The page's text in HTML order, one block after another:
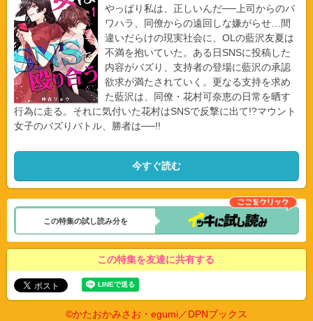
やっぱり私は、正しいんだ──上司からのパ
ワハラ、同僚からの遠回しな嫌がらせ…間
違いだらけの現実社会に、OLの藍沢友夏は
不満を抱いていた。ある日SNSに投稿した
内容がバズり、支持者の登場に藍沢の承認
欲求が満たされていく。更なる支持を求め
た藍沢は、同僚・花村可奈恵の日常を晒す
行為に走る。それに気付いた花村はSNSで反撃に出て!?マウント
女子のバズりバトル、勝者は──!!
今すぐ読む
この特集の試し読み分を
この特集を友達に共有する
©かたおかみさお・egumi／DPNブックス